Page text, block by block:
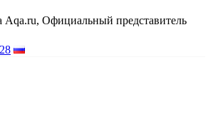
Aqa.ru, Официальный представитель